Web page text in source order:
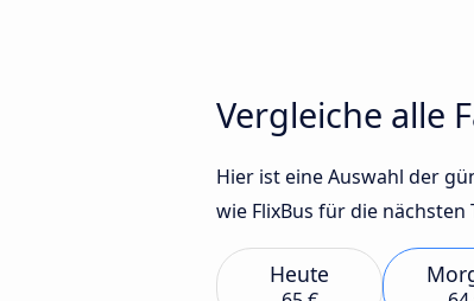
Vergleiche alle
Hier ist eine Auswahl der
wie FlixBus für die nächsten
Heute